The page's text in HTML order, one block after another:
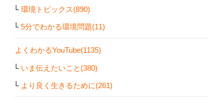
環境トピックス(890)
5分でわかる環境問題(11)
よくわかるYouTube(1135)
いま伝えたいこと(380)
より良く生きるために(261)